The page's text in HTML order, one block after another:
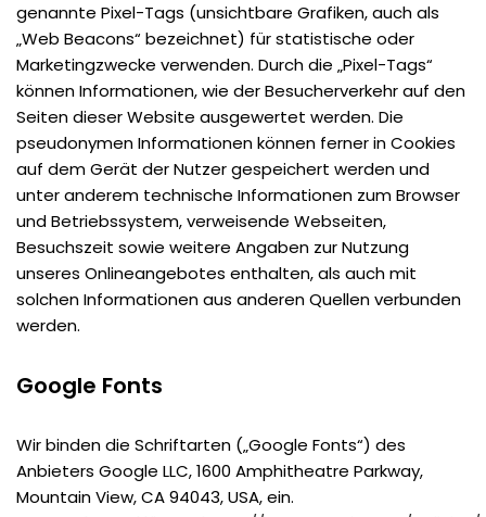
genannte Pixel-Tags (unsichtbare Grafiken, auch als
„Web Beacons“ bezeichnet) für statistische oder
Marketingzwecke verwenden. Durch die „Pixel-Tags“
können Informationen, wie der Besucherverkehr auf den
Seiten dieser Website ausgewertet werden. Die
pseudonymen Informationen können ferner in Cookies
auf dem Gerät der Nutzer gespeichert werden und
unter anderem technische Informationen zum Browser
und Betriebssystem, verweisende Webseiten,
Besuchszeit sowie weitere Angaben zur Nutzung
unseres Onlineangebotes enthalten, als auch mit
solchen Informationen aus anderen Quellen verbunden
werden.
Google Fonts
Wir binden die Schriftarten („Google Fonts“) des
Anbieters Google LLC, 1600 Amphitheatre Parkway,
Mountain View, CA 94043, USA, ein.